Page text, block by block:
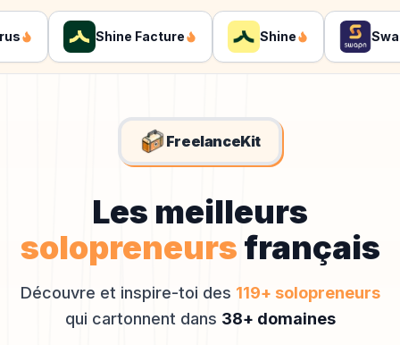
Shine Facture Shine Swapn
FreelanceKit
Les meilleurs
solopreneurs français
Découvre et inspire-toi des 119+ solopreneurs
qui cartonnent dans 38+ domaines